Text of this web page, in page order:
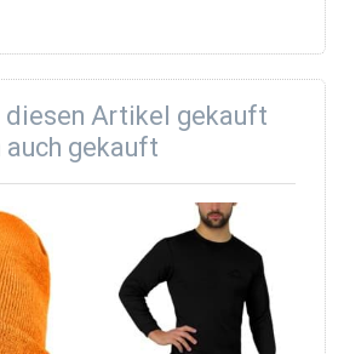
%
diesen Artikel gekauft
auch gekauft